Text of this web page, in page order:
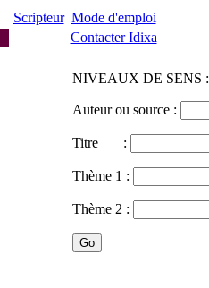
Scripteur Mode d'emploi
Contacter Idixa
NIVEAUX DE SENS :
Auteur ou source :
Titre :
Thème 1 :
Thème 2 :